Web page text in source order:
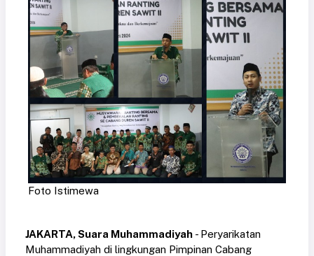
Foto Istimewa
JAKARTA, Suara Muhammadiyah - Peryarikatan
Muhammadiyah di lingkungan Pimpinan Cabang